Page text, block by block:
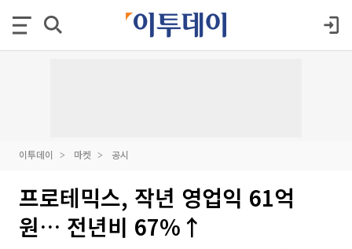
이투데이 마켓 공시
프로테믹스, 작년 영업익 61억
원… 전년비 67%↑